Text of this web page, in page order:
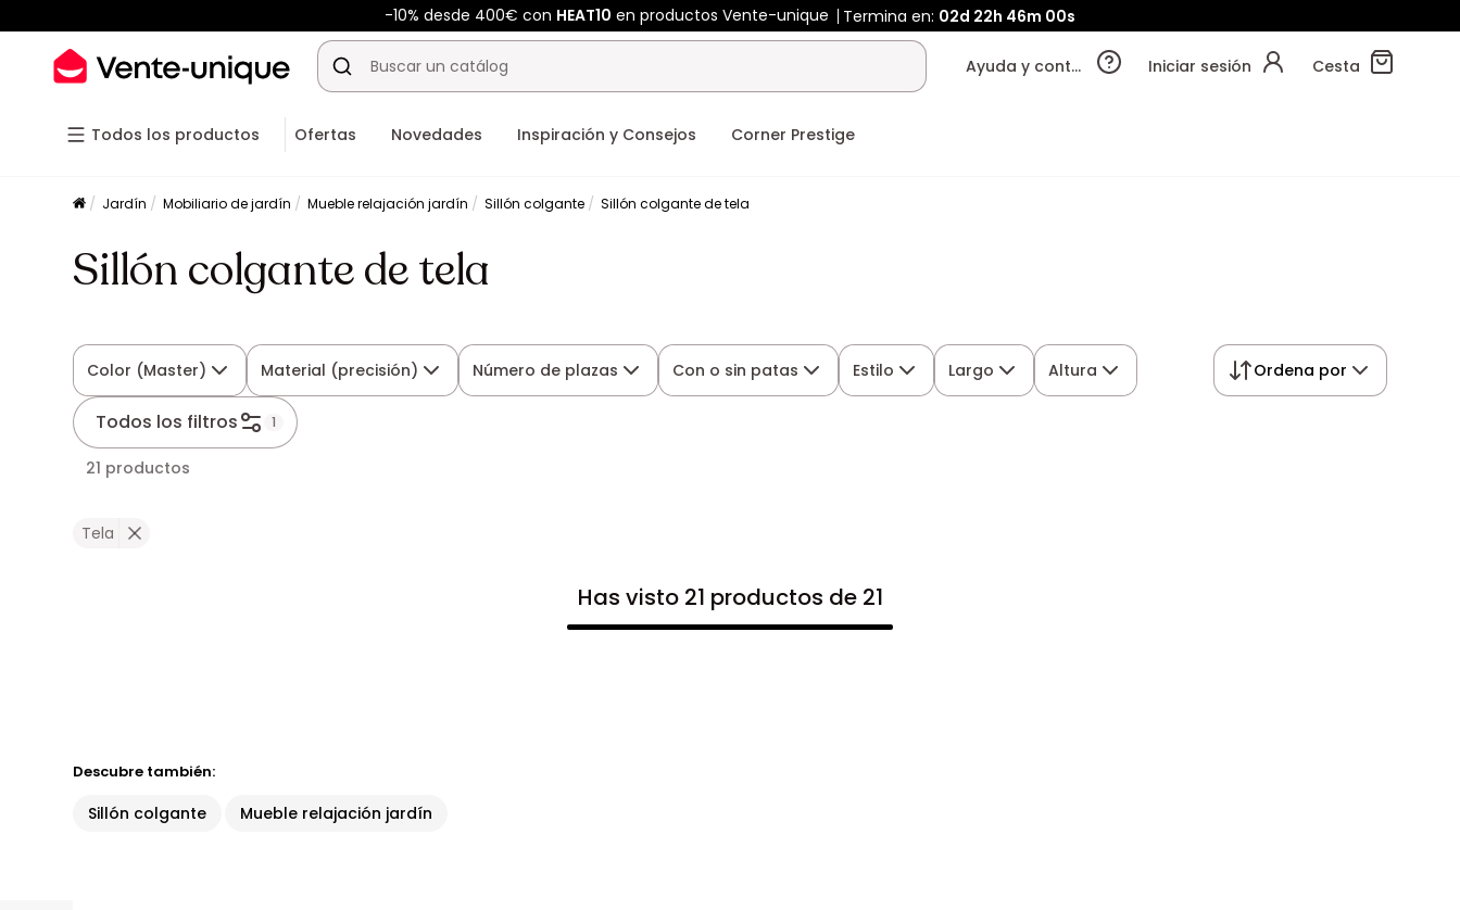
-10% desde 400€ con HEAT10 en productos Vente-unique Termina en: 02d 22h 45m 59s
Ayuda y contacto Iniciar sesión Cesta
Todos los productos Ofertas Novedades Inspiración y Consejos Corner Prestige
Jardín Mobiliario de jardín Mueble relajación jardín Sillón colgante Sillón colgante de tela
Sillón colgante de tela
Color (Master) Material (precisión) Número de plazas Con o sin patas Estilo Largo Altura
Todos los filtros 1
Ordena por
21 productos
Tela
Has visto 21 productos de 21
Descubre también:
Sillón colgante Mueble relajación jardín